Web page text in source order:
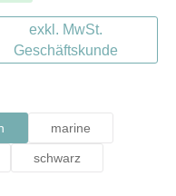
exkl. MwSt.
Geschäftskunde
marine
schwarz